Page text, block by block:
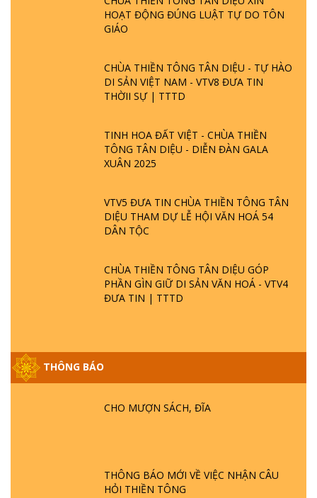
HOẠT ĐỘNG ĐÚNG LUẬT TỰ DO TÔN
GIÁO
CHÙA THIỀN TÔNG TÂN DIỆU - TỰ HÀO
DI SẢN VIỆT NAM - VTV8 ĐƯA TIN
THỜII SỰ | TTTD
TINH HOA ĐẤT VIỆT - CHÙA THIỀN
TÔNG TÂN DIỆU - DIỄN ĐÀN GALA
XUÂN 2025
VTV5 ĐƯA TIN CHÙA THIỀN TÔNG TÂN
DIỆU THAM DỰ LỄ HỘI VĂN HOÁ 54
DÂN TỘC
CHÙA THIỀN TÔNG TÂN DIỆU GÓP
PHẦN GÌN GIỮ DI SẢN VĂN HOÁ - VTV4
ĐƯA TIN | TTTD
THÔNG BÁO
CHO MƯỢN SÁCH, ĐĨA
THÔNG BÁO MỚI VỀ VIỆC NHẬN CÂU
HỎI THIỀN TÔNG
GIẢI ĐÁP ĐẶC BIỆT P25 - SUỐT 49 NĂM
TTTD